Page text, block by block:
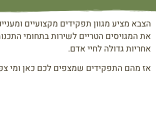
הצבא מציע מגוון תפקידים מקצועיים
את המגויסים הטריים לשירות בתחומי
אחריות גדולה לחיי אדם.
אז מהם התפקידים שמצפים לכם כאן ומי